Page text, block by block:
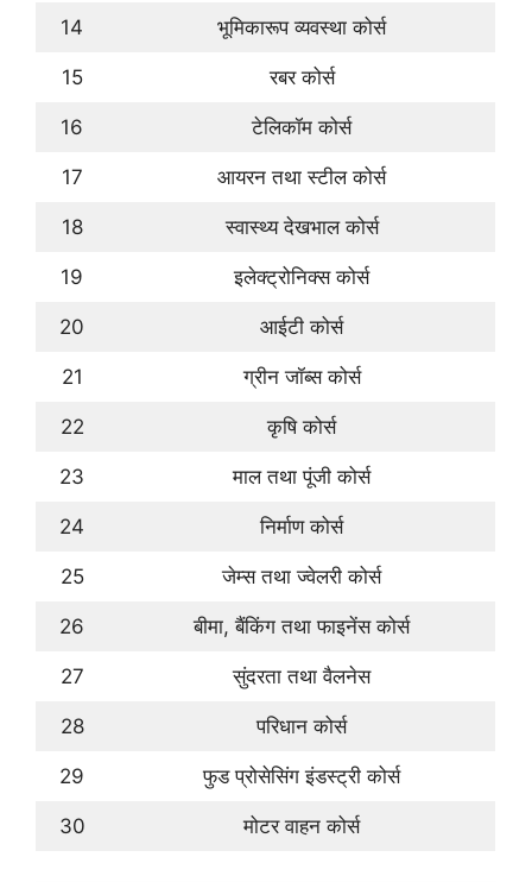
14 भूमिकारूप व्यवस्था कोर्स
15 रबर कोर्स
16 टेलिकॉम कोर्स
17 आयरन तथा स्टील कोर्स
18 स्वास्थ्य देखभाल कोर्स
19 इलेक्ट्रोनिक्स कोर्स
20 आईटी कोर्स
21 ग्रीन जॉब्स कोर्स
22 कृषि कोर्स
23 माल तथा पूंजी कोर्स
24 निर्माण कोर्स
25 जेम्स तथा ज्वेलरी कोर्स
26 बीमा, बैंकिंग तथा फाइनेंस कोर्स
27 सुंदरता तथा वैलनेस
28 परिधान कोर्स
29 फुड प्रोसेसिंग इंडस्ट्री कोर्स
30 मोटर वाहन कोर्स